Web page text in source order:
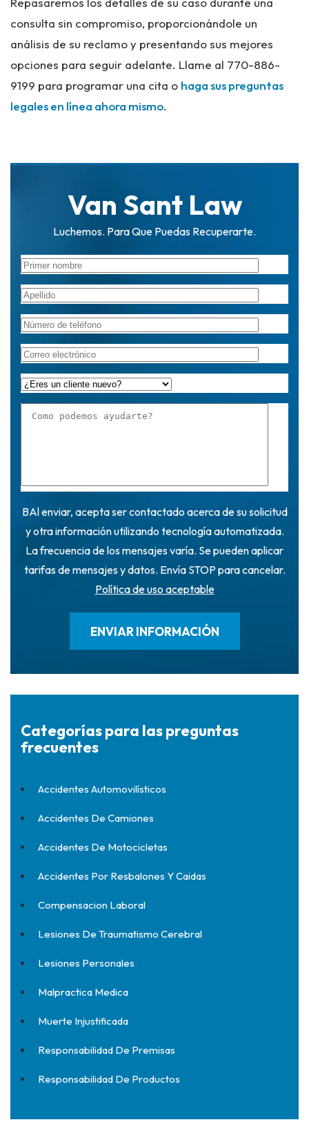
consulta sin compromiso, proporcionándole un
análisis de su reclamo y presentando sus mejores
opciones para seguir adelante. Llame al 770-886-
9199 para programar una cita o haga sus preguntas
legales en línea ahora mismo.
Van Sant Law
Luchemos. Para Que Puedas Recuperarte.
BAl enviar, acepta ser contactado acerca de su solicitud
y otra información utilizando tecnología automatizada.
La frecuencia de los mensajes varía. Se pueden aplicar
tarifas de mensajes y datos. Envía STOP para cancelar.
Política de uso aceptable
Categorías para las preguntas
frecuentes
Accidentes Automovilísticos
Accidentes De Camiones
Accidentes De Motocicletas
Accidentes Por Resbalones Y Caidas
Compensacion Laboral
Lesiones De Traumatismo Cerebral
Lesiones Personales
Malpractica Medica
Muerte Injustificada
Responsabilidad De Premisas
Responsabilidad De Productos